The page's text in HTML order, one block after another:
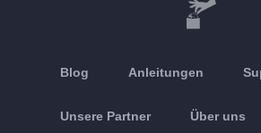
Blog Anleitungen
Unsere Partner Über uns